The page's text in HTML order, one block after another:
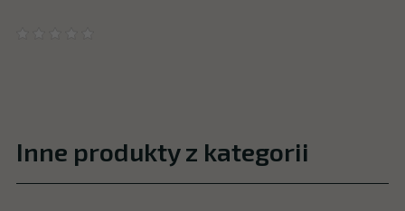
Inne produkty z kategorii